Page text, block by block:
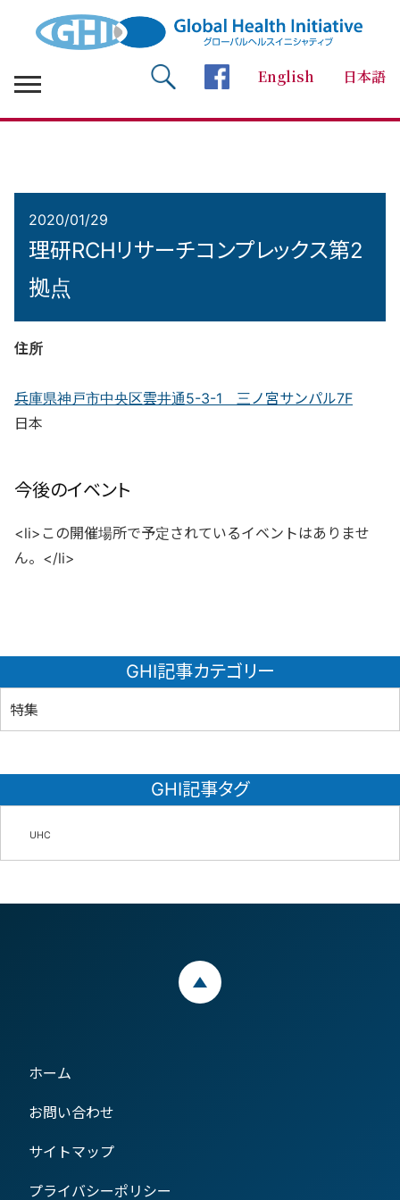
日本語
English
facebookページへ
検索 Search
2020/01/29
理研RCHリサーチコンプレックス第2
拠点
住所
兵庫県神戸市中央区雲井通5-3-1 三ノ宮サンパル7F
日本
今後のイベント
<li>この開催場所で予定されているイベントはありませ
ん。</li>
GHI記事カテゴリー
特集
GHI記事タグ
UHC
ホーム
お問い合わせ
サイトマップ
プライバシーポリシー